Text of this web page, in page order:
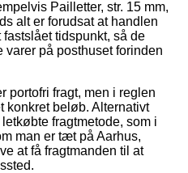
Pailletter, str. 15 mm,
alt er forudsat at handlen
tidspunkt, så de
varer på posthuset forinden
portofri fragt, men i reglen
konkret beløb. Alternativt
fragtmetode, som i
man er tæt på Aarhus,
at få fragtmanden til at